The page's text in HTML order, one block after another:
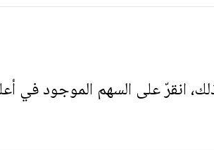
انقرّ على السهم الموجود في